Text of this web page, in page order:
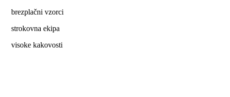
brezplačni vzorci
strokovna ekipa
visoke kakovosti